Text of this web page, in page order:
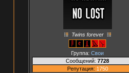
Twins forever
Группа: Свои
Сообщений: 7728
Репутация: 1750